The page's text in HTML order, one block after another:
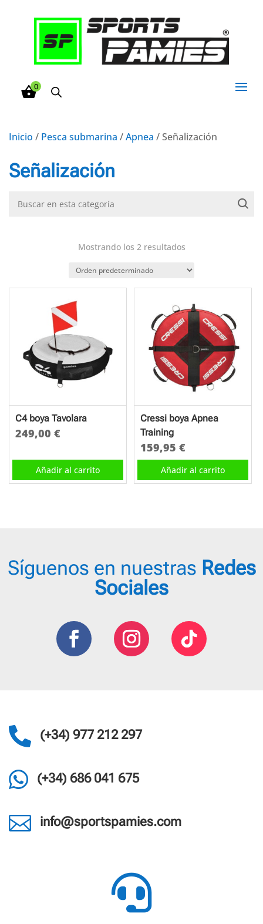
0
Inicio / Pesca submarina /Apnea / Señalización
Señalización
Mostrando los 2 resultados
C4 boya Tavolara
249,00 €
Añadir al carrito
Cressi boya Apnea
Training
159,95€
Añadir al carrito
Síguenos en nuestras Redes
Sociales
 (+34) 977 212 297
 (+34) 686 041 675
 info@sportspamies.com
